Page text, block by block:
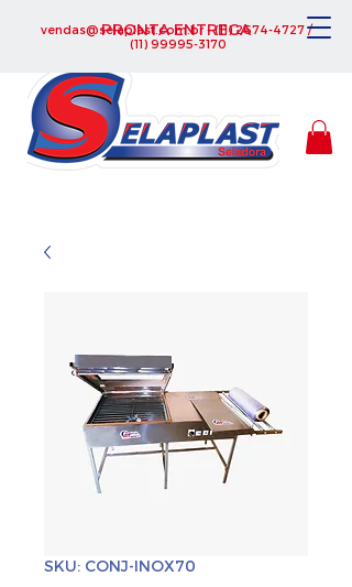
PRONTA ENTREGA
vendas@selaplast.com.br-(11) 2674-4727/
(11) 99995-3170
SKU: CONJ-INOX70